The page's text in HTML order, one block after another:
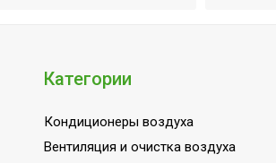
пульта управления)
Категории
Кондиционеры воздуха
Вентиляция и очистка воздуха